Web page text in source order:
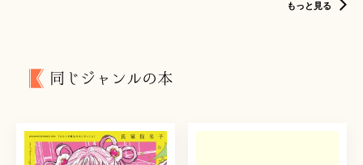
もっと見る
同じジャンルの本